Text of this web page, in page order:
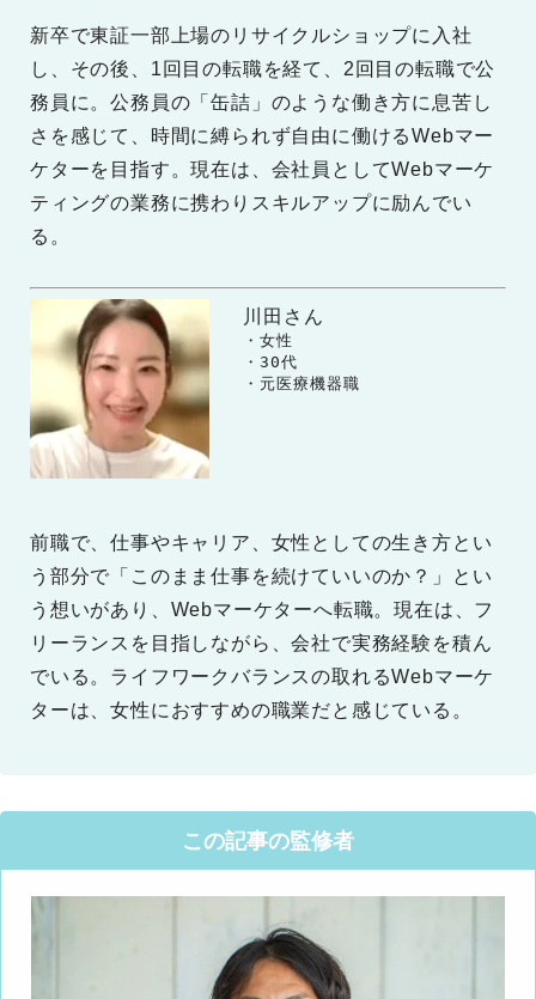
新卒で東証一部上場のリサイクルショップに入社
し、その後、1回目の転職を経て、2回目の転職で公
務員に。公務員の「缶詰」のような働き方に息苦し
さを感じて、時間に縛られず自由に働けるWebマー
ケターを目指す。現在は、会社員としてWebマーケ
ティングの業務に携わりスキルアップに励んでい
る。
川田さん
・女性
・30代
・元医療機器職
前職で、仕事やキャリア、女性としての生き方とい
う部分で「このまま仕事を続けていいのか？」とい
う想いがあり、Webマーケターへ転職。現在は、フ
リーランスを目指しながら、会社で実務経験を積ん
でいる。ライフワークバランスの取れるWebマーケ
ターは、女性におすすめの職業だと感じている。
この記事の監修者